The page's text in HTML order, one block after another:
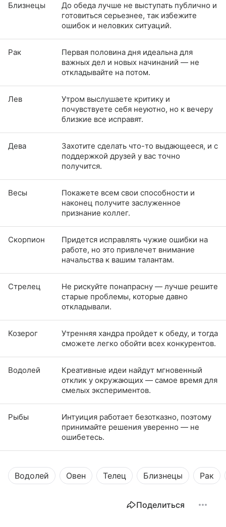
Близнецы
До обеда лучше не выступать публично и
готовиться серьезнее, так избежите
ошибок и неловких ситуаций.
Рак
Первая половина дня идеальна для
важных дел и новых начинаний — не
откладывайте на потом.
Лев
Утром выслушаете критику и
почувствуете себя неуютно, но к вечеру
близкие все исправят.
Дева
Захотите сделать что-то выдающееся, и с
поддержкой друзей у вас точно
получится.
Весы
Покажете всем свои способности и
наконец получите заслуженное
признание коллег.
Скорпион
Придется исправлять чужие ошибки на
работе, но это привлечет внимание
начальства к вашим талантам.
Стрелец
Не рискуйте понапрасну — лучше решите
старые проблемы, которые давно
откладывали.
Козерог
Утренняя хандра пройдет к обеду, и тогда
сможете легко обойти всех конкурентов.
Водолей
Креативные идеи найдут мгновенный
отклик у окружающих — самое время для
смелых экспериментов.
Рыбы
Интуиция работает безотказно, поэтому
принимайте решения уверенно — не
ошибетесь.
Водолей Овен Телец Близнецы Рак
Поделиться